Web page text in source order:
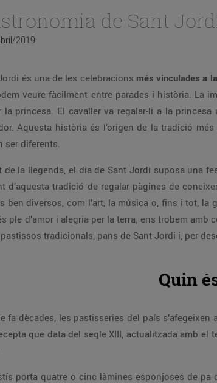
de Sant
2019
és una de les celebracions més vinculades a
veure fàcilment entre parades i història. La
la princesa. El cavaller va regalar-li a la
Aquesta història és l’origen de la tradició
ser diferents.
de la llegenda, el dia de Sant Jordi suposa una
d’aquesta tradició de regalar pàgines de
ben diversos, com l’art, la música o, fins i tot,
ple d’amor i alegria per la terra, ens trobem
tradicionals, pans de Sant Jordi i, per
Quin
fa dècades, les pastisseries del país
que data del segle XIII, actualitzada amb
porta quatre o cinc làmines esponjoses de pa